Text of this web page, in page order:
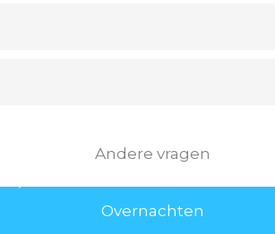
Andere vragen
Overnachten